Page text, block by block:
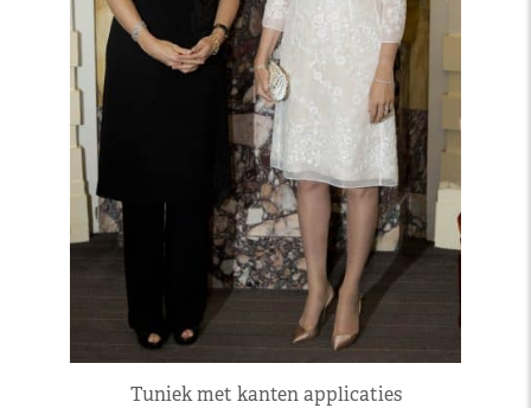
Tuniek met kanten applicaties